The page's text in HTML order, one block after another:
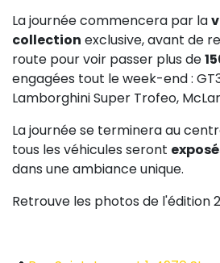
La journée commencera par la
collection exclusive, avant de
route pour voir passer plus de
engagées tout le week-end :
Lamborghini Super Trofeo,
La journée se terminera au
tous les véhicules seront
dans une ambiance unique.
Retrouve les photos de l'édition